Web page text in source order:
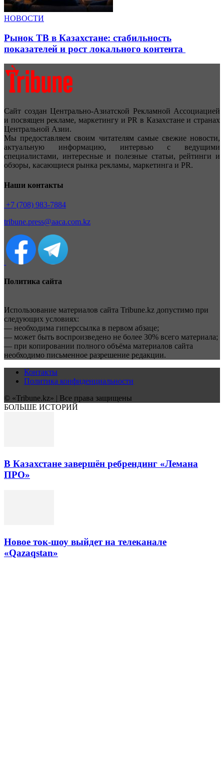
НОВОСТИ
Рынок ТВ в Казахстане: стабильность
показателей и рост локального контента
Сайт создан Центрально-Азиатской Рекламной Ассоциацией
и посвящен рекламе, маркетингу и PR в Казахстане и странах
Центральной Азии.
Мы предоставляем своим читателям самые свежие новости,
актуальную информацию, интервью с ведущими
специалистами, интересные и полезные статьи, рейтинги и
обзоры, касающиеся рынка рекламы, маркетинга и PR.
Наши контакты
+7 (708) 983-7884
tribune.press@aaca.com.kz
Политика сайта
Использование материалов сайта Tribune.kz допустимо при
следующих условиях:
— необходима гиперссылка в первом абзаце;
— может быть воспроизведено не более 30% всего материала;
— при копировании полного объёма материалов сайта
необходимо письменное разрешение редакции.
Контакты
Политика конфиденциальности
© «Tribune.kz» | Все права защищены
БОЛЬШЕ ИСТОРИЙ
В Казахстане завершён ребрендинг «Лемана
ПРО»
Новое ток-шоу выйдет на телеканале
«Qazaqstan»